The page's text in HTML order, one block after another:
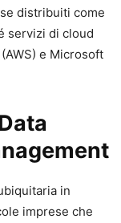
distribuiti come
servizi di cloud
e Microsoft
in
imprese che